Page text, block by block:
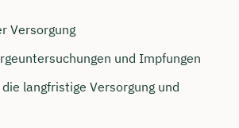
Versorgung
und Impfungen
langfristige Versorgung und
Uhr